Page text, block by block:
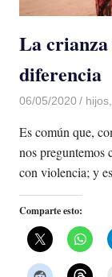
La crianza
diferencia
06/05/2020 De
hijos,
Es común que,
nos preguntemos
con violencia; y
Comparte esto: